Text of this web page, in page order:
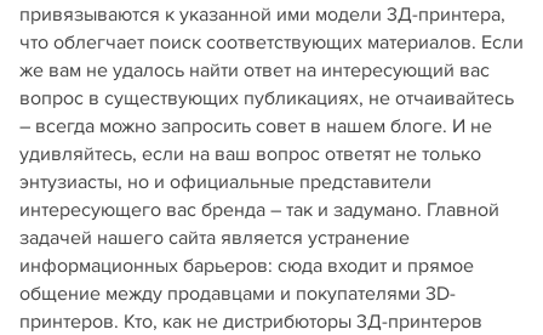
привязываются к указанной ими модели 3Д-принтера,
что облегчает поиск соответствующих материалов. Если
же вам не удалось найти ответ на интересующий вас
вопрос в существующих публикациях, не отчаивайтесь
– всегда можно запросить совет в нашем блоге. И не
удивляйтесь, если на ваш вопрос ответят не только
энтузиасты, но и официальные представители
интересующего вас бренда – так и задумано. Главной
задачей нашего сайта является устранение
информационных барьеров: сюда входит и прямое
общение между продавцами и покупателями 3D-
принтеров. Кто, как не дистрибюторы 3Д-принтеров